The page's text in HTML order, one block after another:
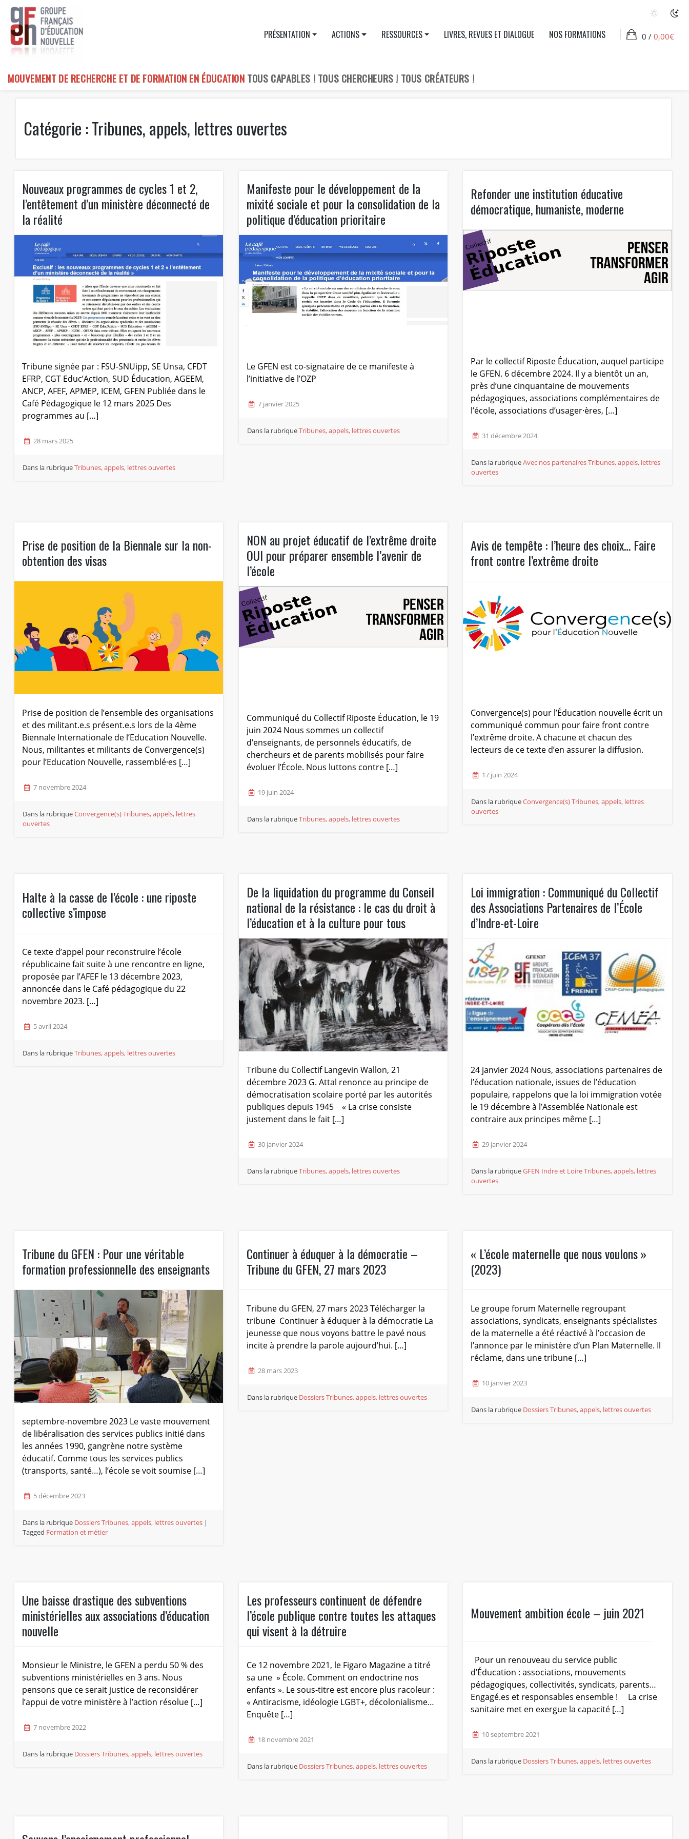
Skip
content
MOUVEMENT DE RECHERCHE ET DE FORMATION EN ÉDUCATION TOUS CAPABLES ! TOUS CHERCHEURS ! TOUS CRÉATEURS !
PRÉSENTATION ACTIONS RESSOURCES LIVRES, REVUES ET DIALOGUE NOS FORMATIONS 0 / 0,00€
Catégorie :Tribunes, appels, lettres ouvertes
Nouveaux programmes de cycles 1 et 2,
l’entêtement d’un ministère déconnecté de
la réalité
Tribune signée par : FSU-SNUipp, SE Unsa, CFDT
EFRP, CGT Educ’Action, SUD Éducation, AGEEM,
ANCP, AFEF, APMEP, ICEM, GFEN Publiée dans le
Café Pédagogique le 12 mars 2025 Des
programmes au […]
28 mars 2025
Dans la rubriqueTribunes, appels, lettres ouvertes
Manifeste pour le développement de la
mixité sociale et pour la consolidation de la
politique d’éducation prioritaire
Le GFEN est co-signataire de ce manifeste à
l’initiative de l’OZP
7 janvier 2025
Dans la rubriqueTribunes, appels, lettres ouvertes
Refonder une institution éducative
démocratique, humaniste, moderne
Par le collectif Riposte Éducation, auquel participe
le GFEN. 6 décembre 2024. Il y a bientôt un an,
près d’une cinquantaine de mouvements
pédagogiques, associations complémentaires de
l’école, associations d’usager·ères, […]
31 décembre 2024
Dans la rubriqueAvec nos partenairesTribunes, appels, lettres
ouvertes
Prise de position de la Biennale sur la non-
obtention des visas
Prise de position de l’ensemble des organisations
et des militant.e.s présent.e.s lors de la 4ème
Biennale Internationale de l’Education Nouvelle.
Nous, militantes et militants de Convergence(s)
pour l’Education Nouvelle, rassemblé·es […]
7 novembre 2024
Dans la rubriqueConvergence(s)Tribunes, appels, lettres
ouvertes
NON au projet éducatif de l’extrême droite
OUI pour préparer ensemble l’avenir de
l’école
Communiqué du Collectif Riposte Éducation, le 19
juin 2024 Nous sommes un collectif
d’enseignants, de personnels éducatifs, de
chercheurs et de parents mobilisés pour faire
évoluer l’École. Nous luttons contre […]
19 juin 2024
Dans la rubriqueTribunes, appels, lettres ouvertes
Avis de tempête : l’heure des choix… Faire
front contre l’extrême droite
Convergence(s) pour l’Éducation nouvelle écrit un
communiqué commun pour faire front contre
l’extrême droite. A chacune et chacun des
lecteurs de ce texte d’en assurer la diffusion.
17 juin 2024
Dans la rubriqueConvergence(s)Tribunes, appels, lettres
ouvertes
Halte à la casse de l’école : une riposte
collective s’impose
Ce texte d’appel pour reconstruire l’école
républicaine fait suite à une rencontre en ligne,
proposée par l’AFEF le 13 décembre 2023,
annoncée dans le Café pédagogique du 22
novembre 2023. […]
5 avril 2024
Dans la rubriqueTribunes, appels, lettres ouvertes
De la liquidation du programme du Conseil
national de la résistance : le cas du droit à
l’éducation et à la culture pour tous
Tribune du Collectif Langevin Wallon, 21
décembre 2023 G. Attal renonce au principe de
démocratisation scolaire porté par les autorités
publiques depuis 1945 « La crise consiste
justement dans le fait […]
30 janvier 2024
Dans la rubriqueTribunes, appels, lettres ouvertes
Loi immigration : Communiqué du Collectif
des Associations Partenaires de l’École
d’Indre-et-Loire
24 janvier 2024 Nous, associations partenaires de
l’éducation nationale, issues de l’éducation
populaire, rappelons que la loi immigration votée
le 19 décembre à l’Assemblée Nationale est
contraire aux principes même […]
29 janvier 2024
Dans la rubriqueGFEN Indre et LoireTribunes, appels, lettres
ouvertes
Tribune du GFEN : Pour une véritable
formation professionnelle des enseignants
septembre-novembre 2023 Le vaste mouvement
de libéralisation des services publics initié dans
les années 1990, gangrène notre système
éducatif. Comme tous les services publics
(transports, santé…), l’école se voit soumise […]
5 décembre 2023
Dans la rubrique DossiersTribunes, appels, lettres ouvertes |
Tagged Formation et métier
Continuer à éduquer à la démocratie –
Tribune du GFEN, 27 mars 2023
Tribune du GFEN, 27 mars 2023 Télécharger la
tribune Continuer à éduquer à la démocratie La
jeunesse que nous voyons battre le pavé nous
incite à prendre la parole aujourd’hui. […]
28 mars 2023
Dans la rubrique DossiersTribunes, appels, lettres ouvertes
« L’école maternelle que nous voulons »
(2023)
Le groupe forum Maternelle regroupant
associations, syndicats, enseignants spécialistes
de la maternelle a été réactivé à l’occasion de
l’annonce par le ministère d’un Plan Maternelle. Il
réclame, dans une tribune […]
10 janvier 2023
Dans la rubrique DossiersTribunes, appels, lettres ouvertes
Une baisse drastique des subventions
ministérielles aux associations d’éducation
nouvelle
Monsieur le Ministre, le GFEN a perdu 50 % des
subventions ministérielles en 3 ans. Nous
pensons que ce serait justice de reconsidérer
l’appui de votre ministère à l’action résolue […]
7 novembre 2022
Dans la rubrique DossiersTribunes, appels, lettres ouvertes
Les professeurs continuent de défendre
l’école publique contre toutes les attaques
qui visent à la détruire
Ce 12 novembre 2021, le Figaro Magazine a titré
sa une » École. Comment on endoctrine nos
enfants ». Le sous-titre est encore plus racoleur :
« Antiracisme, idéologie LGBT+, décolonialisme…
Enquête […]
18 novembre 2021
Dans la rubrique DossiersTribunes, appels, lettres ouvertes
Mouvement ambition école – juin 2021
Pour un renouveau du service public
d’Éducation : associations, mouvements
pédagogiques, collectivités, syndicats, parents…
Engagé.es et responsables ensemble ! La crise
sanitaire met en exergue la capacité […]
10 septembre 2021
Dans la rubrique DossiersTribunes, appels, lettres ouvertes